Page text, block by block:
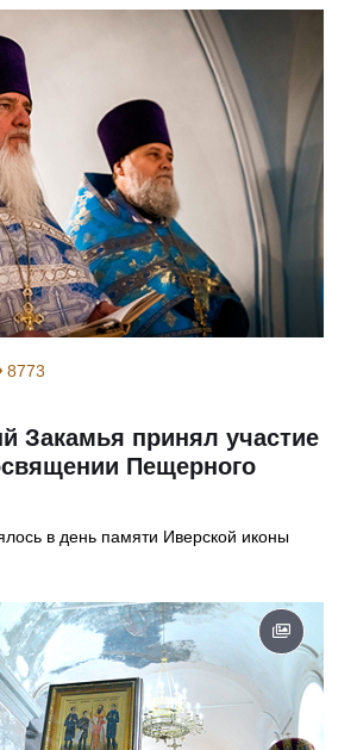
8773
Закамья принял участие
Пещерного
в день памяти Иверской иконы